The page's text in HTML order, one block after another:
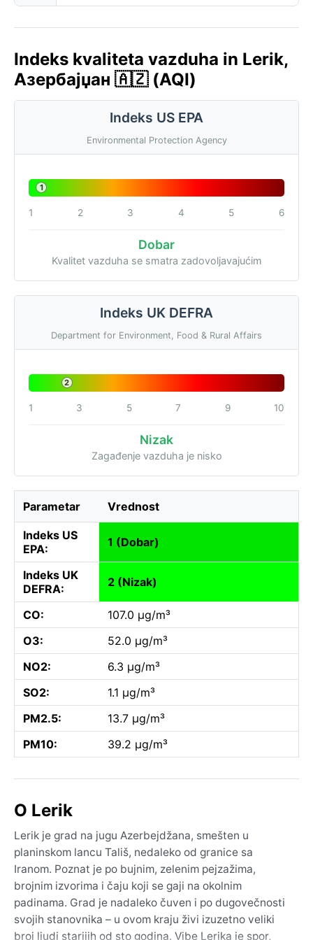
Indeks kvaliteta vazduha in Lerik,
Азербајџан 🇦🇿 (AQI)
Indeks US EPA
Environmental Protection Agency
1
1 2 3 4 5 6
Dobar
Kvalitet vazduha se smatra zadovoljavajućim
Indeks UK DEFRA
Department for Environment, Food & Rural Affairs
2
1 3 5 7 9 10
Nizak
Zagađenje vazduha je nisko
Parametar Vrednost
Indeks US
EPA:
1 (Dobar)
Indeks UK
DEFRA:
2 (Nizak)
CO:
107.0 µg/m³
O3:
52.0 µg/m³
NO2:
6.3 µg/m³
SO2:
1.1 µg/m³
PM2.5:
13.7 µg/m³
PM10:
39.2 µg/m³
O Lerik
Lerik je grad na jugu Azerbejdžana, smešten u
planinskom lancu Tališ, nedaleko od granice sa
Iranom. Poznat je po bujnim, zelenim pejzažima,
brojnim izvorima i čaju koji se gaji na okolnim
padinama. Grad je nadaleko čuven i po dugovečnosti
svojih stanovnika – u ovom kraju živi izuzetno veliki
broj ljudi starijih od sto godina. Vibe Lerika je spor,